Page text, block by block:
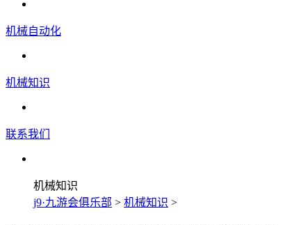
机械自动化
机械知识
联系我们
机械知识
j9·九游会俱乐部 > 机械知识 >